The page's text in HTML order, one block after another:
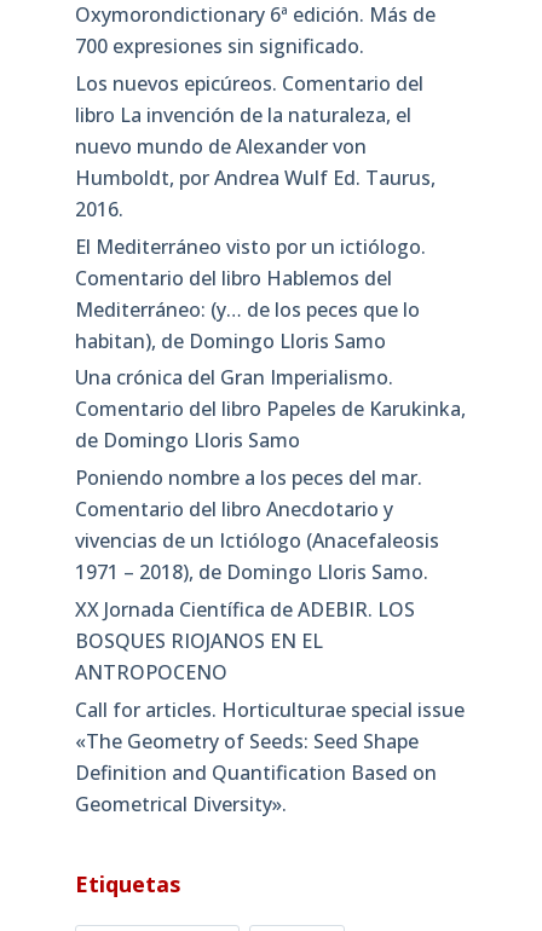
Oxymorondictionary 6ª edición. Más de
700 expresiones sin significado.
Los nuevos epicúreos. Comentario del
libro La invención de la naturaleza, el
nuevo mundo de Alexander von
Humboldt, por Andrea Wulf Ed. Taurus,
2016.
El Mediterráneo visto por un ictiólogo.
Comentario del libro Hablemos del
Mediterráneo: (y… de los peces que lo
habitan), de Domingo Lloris Samo
Una crónica del Gran Imperialismo.
Comentario del libro Papeles de Karukinka,
de Domingo Lloris Samo
Poniendo nombre a los peces del mar.
Comentario del libro Anecdotario y
vivencias de un Ictiólogo (Anacefaleosis
1971 – 2018), de Domingo Lloris Samo.
XX Jornada Científica de ADEBIR. LOS
BOSQUES RIOJANOS EN EL
ANTROPOCENO
Call for articles. Horticulturae special issue
«The Geometry of Seeds: Seed Shape
Definition and Quantification Based on
Geometrical Diversity»​.
Etiquetas